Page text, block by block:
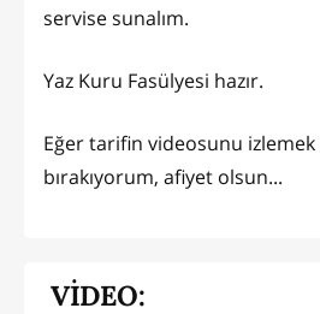
servise sunalım.
Yaz Kuru Fasülyesi hazır.
Eğer tarifin videosunu izlemek
bırakıyorum, afiyet olsun...
VİDEO: